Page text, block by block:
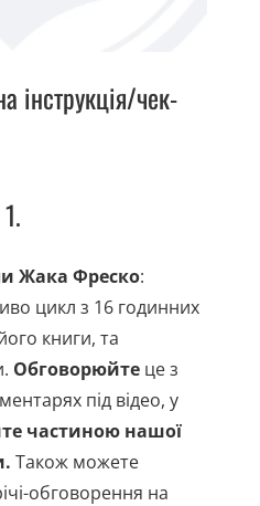
інструкція/чек-
1.
Жака Фреско:
цикл з 16 годинних
книги, та
Обговорюйте це з
під відео, у
частиною нашої
Також можете
обговорення на